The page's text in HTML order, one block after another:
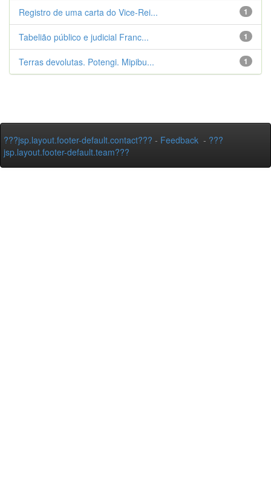
1
Registro de uma carta do Vice-Rei...
1
Tabelião público e judicial Franc...
1
Terras devolutas. Potengi. Mipibu...
???jsp.layout.footer-default.contact??? - Feedback - ???
jsp.layout.footer-default.team???